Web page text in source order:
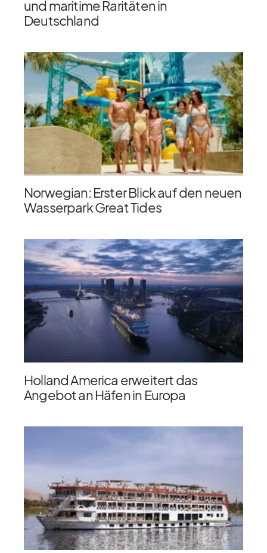
und maritime Raritäten in
Deutschland
Norwegian: Erster Blick auf den neuen
Wasserpark Great Tides
Holland America erweitert das
Angebot an Häfen in Europa